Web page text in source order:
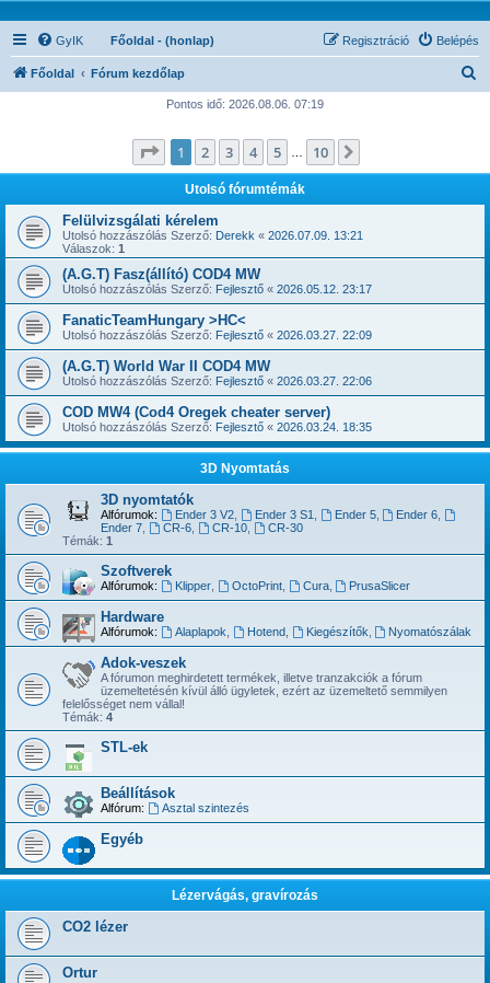
GyIK Főoldal - (honlap) Belépés
Regisztráció
Főoldal Fórum kezdőlap
s
é
Pontos idő: 2026.08.06. 07:19
Oldal:1 10
1 2 3 4 5 10
Utolsó fórumtémák
Felülvizsgálati kérelem
Utolsó hozzászólás Szerző: Derekk « 2026.07.09. 13:21
Válaszok: 1
(A.G.T) Fasz(állító) COD4 MW
Utolsó hozzászólás Szerző: Fejlesztő « 2026.05.12. 23:17
FanaticTeamHungary >HC<
Utolsó hozzászólás Szerző: Fejlesztő « 2026.03.27. 22:09
(A.G.T) World War II COD4 MW
Utolsó hozzászólás Szerző: Fejlesztő « 2026.03.27. 22:06
COD MW4 (Cod4 Oregek cheater server)
Utolsó hozzászólás Szerző: Fejlesztő « 2026.03.24. 18:35
3D Nyomtatás
3D nyomtatók
Alfórumok: Ender 3 V2, Ender 3 S1 Ender 5, Ender 6
Ender 7
CR-6, CR-10,
CR-30
Témák: 1
Szoftverek
Alfórumok: Klipper, OctoPrint, Cura, PrusaSlicer
Hardware
Alfórumok: Alaplapok Hotend, Kiegészítők Nyomatószálak
Adok-veszek
A fórumon meghirdetett termékek, illetve tranzakciók a fórum
üzemeltetésén kívül álló ügyletek, ezért az üzemeltető semmilyen
felelősséget nem vállal!
Témák: 4
STL-ek
Beállítások
Alfórum: Asztal szintezés
Egyéb
Lézervágás, gravírozás
CO2 lézer
Ortur